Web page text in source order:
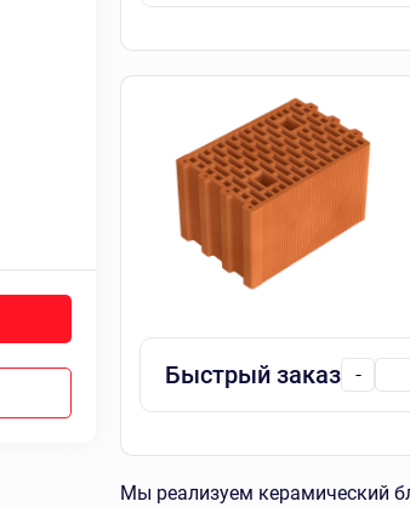
Быстрый заказ -
Мы реализуем керамический